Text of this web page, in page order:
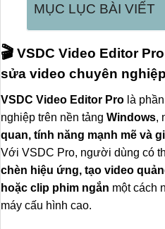
Buy
Nếu bạn chia sẻ sản phẩm
10%
MỤC LỤC BÀI VIẾT
🎬 VSDC Video Editor
sửa video chuyên
VSDC Video Editor Pro là
nghiệp trên nền tảng Windows,
quan, tính năng mạnh mẽ và
Với VSDC Pro, người dùng có
chèn hiệu ứng, tạo video
hoặc clip phim ngắn một cách
máy cấu hình cao.